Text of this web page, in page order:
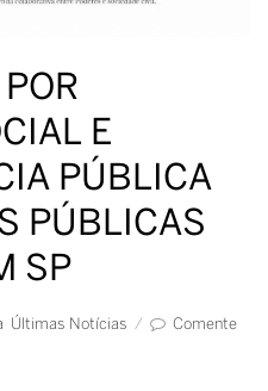
E
PÚBLICA
PÚBLICAS
SP
Últimas Notícias / Comente